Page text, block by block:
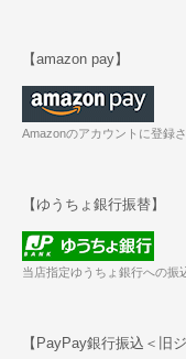
【amazon pay】
Amazonのアカウントに登録
【ゆうちょ銀行振替】
当店指定ゆうちょ銀行への振
【PayPay銀行振込＜旧